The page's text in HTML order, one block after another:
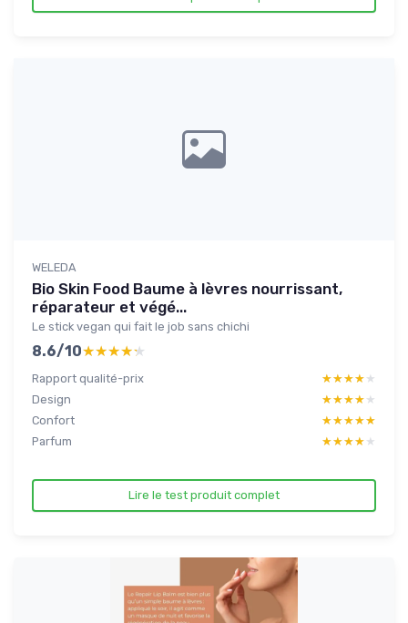
WELEDA
Bio Skin Food Baume à lèvres nourrissant,
réparateur et végé...
Le stick vegan qui fait le job sans chichi
8.6/10★★★★★
★★★★★
Rapport qualité-prix ★★★★★
★★★★★
Design
★★★★★
★★★★★
Confort
★★★★★
★★★★★
Parfum
★★★★★
★★★★★
Lire le test produit complet